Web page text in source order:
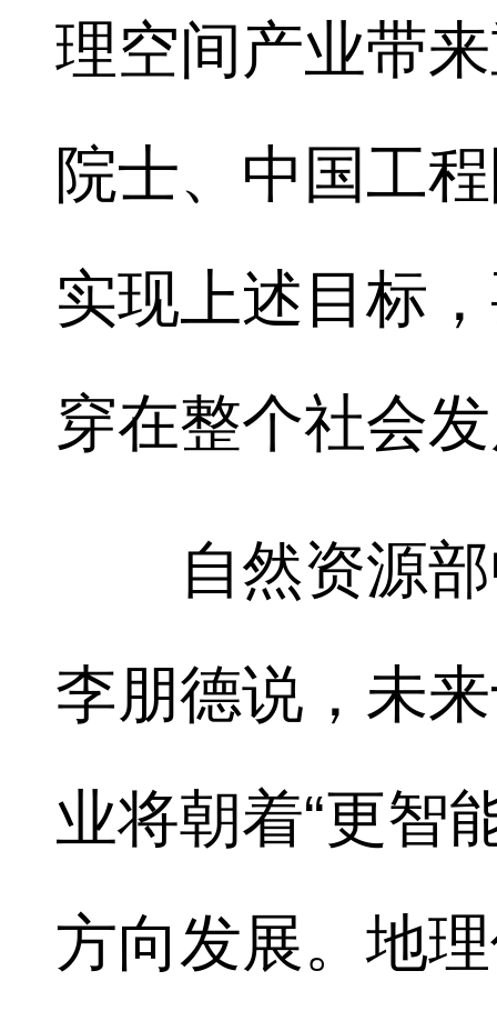
理空间产业带
院士、中国工
实现上述目标
穿在整个社会
自然资源部
李朋德说，未
业将朝着“更智
方向发展。地